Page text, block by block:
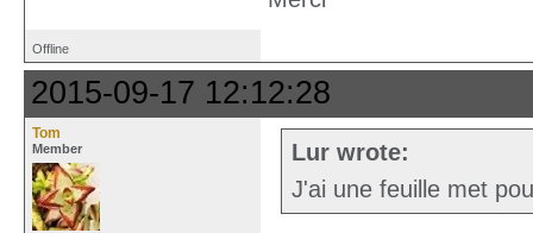
Offline
2015-09-17 12:12:28
Tom
Member
Lur wrote:
J'ai une feuille met